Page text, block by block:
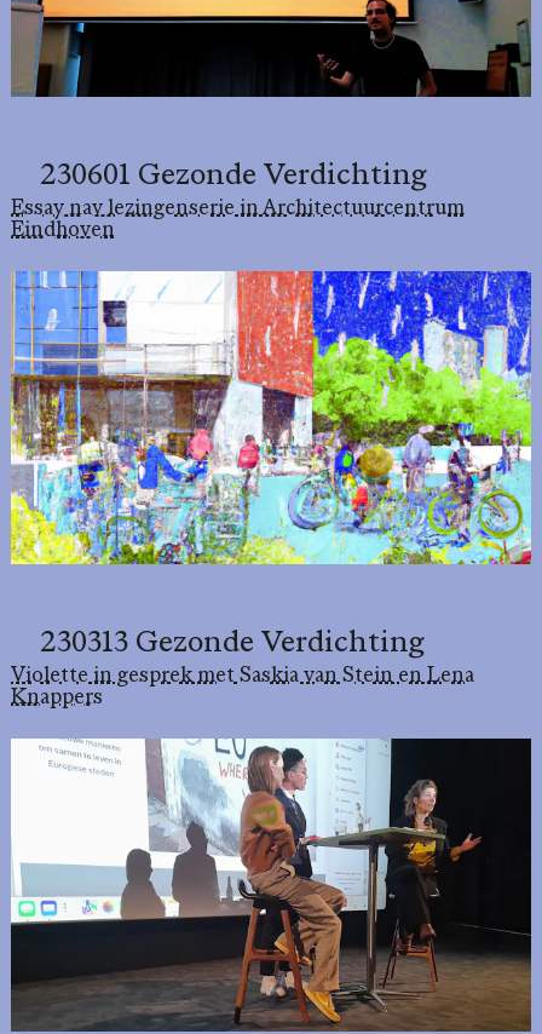
230601 Gezonde Verdichting
Essay nav lezingenserie in Architectuurcentrum
Eindhoven
230313 Gezonde Verdichting
Violette in gesprek met Saskia van Stein en Lena
Knappers